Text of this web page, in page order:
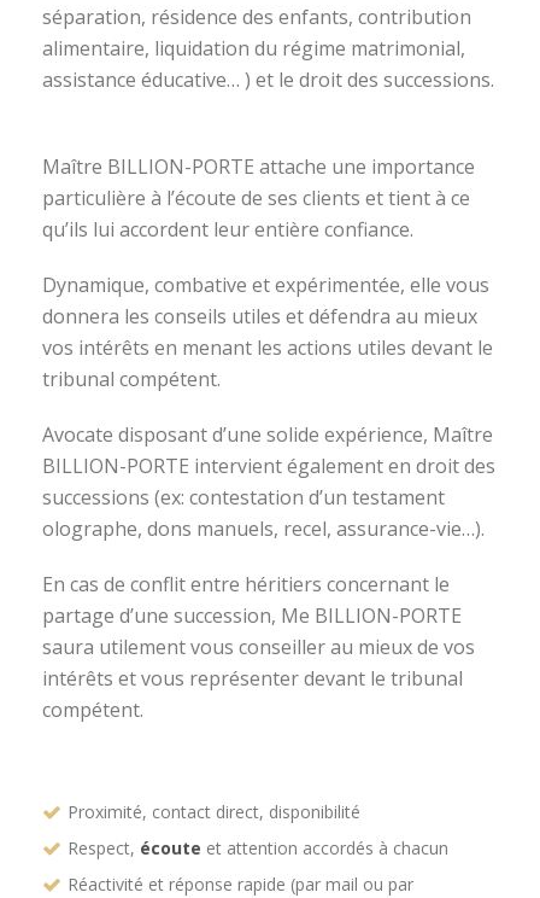
séparation, résidence des enfants, contribution
alimentaire, liquidation du régime matrimonial,
assistance éducative… ) et le droit des successions.
Maître BILLION-PORTE attache une importance
particulière à l’écoute de ses clients et tient à ce
qu’ils lui accordent leur entière confiance.
Dynamique, combative et expérimentée, elle vous
donnera les conseils utiles et défendra au mieux
vos intérêts en menant les actions utiles devant le
tribunal compétent.
Avocate disposant d’une solide expérience, Maître
BILLION-PORTE intervient également en droit des
successions (ex: contestation d’un testament
olographe, dons manuels, recel, assurance-vie…).
En cas de conflit entre héritiers concernant le
partage d’une succession, Me BILLION-PORTE
saura utilement vous conseiller au mieux de vos
intérêts et vous représenter devant le tribunal
compétent.
Proximité, contact direct, disponibilité
Respect, écoute et attention accordés à chacun
Réactivité et réponse rapide (par mail ou par